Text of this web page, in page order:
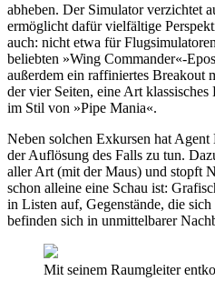
abheben. Der Simulator verzichtet
ermöglicht dafür vielfältige
auch: nicht etwa für
beliebten »Wing Commander«-
außerdem ein raffiniertes Breakout
der vier Seiten, eine Art
im Stil von »Pipe Mania«.
Neben solchen Exkursen hat
der Auflösung des Falls zu tun.
aller Art (mit der Maus) und stopft
schon alleine eine Schau ist:
in Listen auf, Gegenstände, die
befinden sich in unmittelbarer
Mit seinem Raumgleiter